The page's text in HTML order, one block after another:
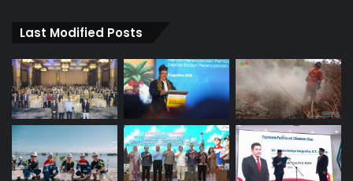
Last Modified Posts